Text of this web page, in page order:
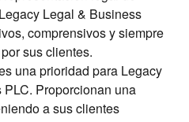
Legal & Business
comprensivos y siempre
sus clientes.
una prioridad para Legacy
Proporcionan una
a sus clientes